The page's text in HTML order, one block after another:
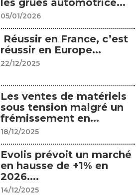
les grues automotrice...
05/01/2026
Réussir en France, c’est
réussir en Europe...
22/12/2025
Les ventes de matériels
sous tension malgré un
frémissement en...
18/12/2025
Evolis prévoit un marché
en hausse de +1% en
2026....
14/12/2025